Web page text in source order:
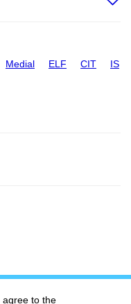
Medial ELF CIT IS
agree to the